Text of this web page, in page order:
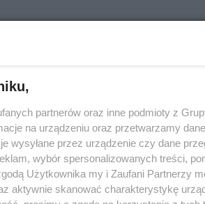
W Polsce w latach 90. XX wieku stanowił
oraz rozwój świadomoś…
partnerów oraz inne podmioty z
na urządzeniu oraz przetwarzamy
wysyłane przez urządzenie czy dane
wybór spersonalizowanych treści,
Użytkownika my i Zaufani Partnerzy
aktywnie skanować charakterystykę